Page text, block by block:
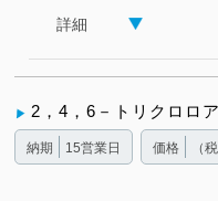
詳細
2，4，6－トリクロロ
納期 15営業日 価格 （